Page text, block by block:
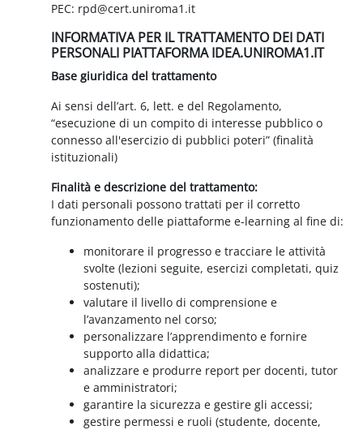
PEC: rpd@cert.uniroma1.it
INFORMATIVA PER IL TRATTAMENTO DEI DATI
PERSONALI PIATTAFORMA IDEA.UNIROMA1.IT
Base giuridica del trattamento
Ai sensi dell’art. 6, lett. e del Regolamento,
“esecuzione di un compito di interesse pubblico o
connesso all'esercizio di pubblici poteri” (finalità
istituzionali)
Finalità e descrizione del trattamento:
I dati personali possono trattati per il corretto
funzionamento delle piattaforme e-learning al fine di:
monitorare il progresso e tracciare le attività
svolte (lezioni seguite, esercizi completati, quiz
sostenuti);
valutare il livello di comprensione e
l’avanzamento nel corso;
personalizzare l’apprendimento e fornire
supporto alla didattica;
analizzare e produrre report per docenti, tutor
e amministratori;
garantire la sicurezza e gestire gli accessi;
gestire permessi e ruoli (studente, docente,